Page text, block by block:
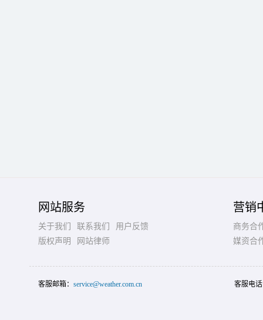
网站服务
关于我们 联系我们
用户反馈
版权声明
网站律师
营销
商务合
媒资合
客服邮箱： service@weather.com.cn 客服电